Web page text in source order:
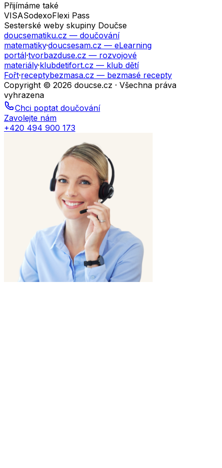
Přijímáme také
VISASodexoFlexi Pass
Sesterské weby skupiny Doučse
doucsematiku.cz — doučování
matematiky·doucsesam.cz — eLearning
portál·tvorbazduse.cz — rozvojové
materiály·klubdetifort.cz — klub dětí
Fořt·receptybezmasa.cz — bezmasé recepty
Copyright © 2026 doucse.cz · Všechna práva
vyhrazena
Chci poptat doučování
Zavolejte nám
+420 494 900 173